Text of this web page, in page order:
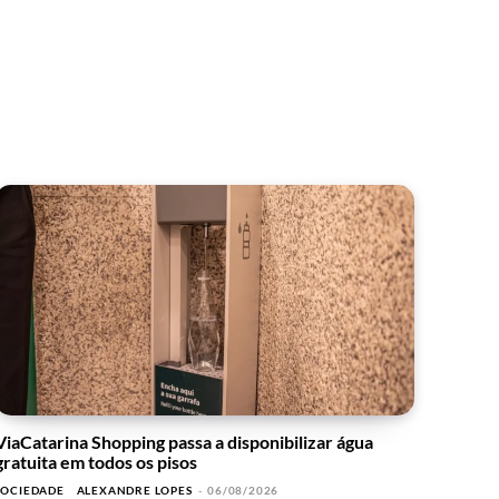
Shopping passa a disponibilizar água
em todos os pisos
ALEXANDRE LOPES - 06/08/2026